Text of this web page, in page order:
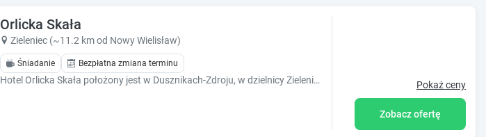
s
h
o
r
Orlicka Skała
Zieleniec (~11.2 km od Nowy Wielisław)
Śniadanie Bezpłatna zmiana terminu
Hotel Orlicka Skała położony jest w Dusznikach-Zdroju, w dzielnicy Zieleniec w otoczeniu pięknych Gór Orlickich. To wyjątkowe miejsce, w którym wciąż Pokaż ceny
Zobacz ofertę